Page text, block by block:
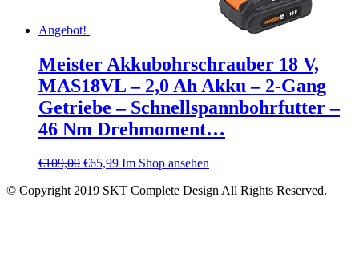
Angebot!
Meister Akkubohrschrauber 18 V,
MAS18VL – 2,0 Ah Akku – 2-Gang
Getriebe – Schnellspannbohrfutter –
46 Nm Drehmoment…
€109,00 €65,99 Im Shop ansehen
© Copyright 2019 SKT Complete Design All Rights Reserved.